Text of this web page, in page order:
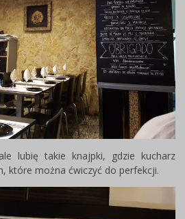
lubię takie knajpki, gdzie kucharz
które można ćwiczyć do perfekcji.